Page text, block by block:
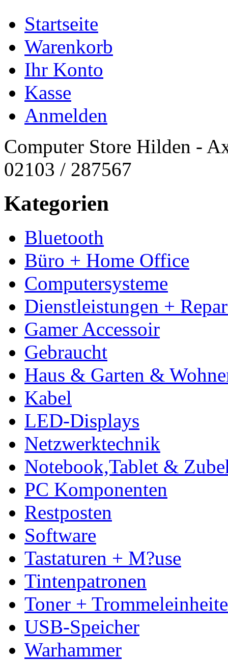
Startseite
Warenkorb
Ihr Konto
Kasse
Anmelden
Computer Store Hilden -
02103 / 287567
Kategorien
Bluetooth
Büro + Home Office
Computersysteme
Dienstleistungen +
Gamer Accessoir
Gebraucht
Haus & Garten &
Kabel
LED-Displays
Netzwerktechnik
Notebook,Tablet &
PC Komponenten
Restposten
Software
Tastaturen + M?use
Tintenpatronen
Toner +
USB-Speicher
Warhammer